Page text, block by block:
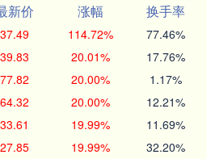
新价 涨幅
换手率
37.49 114.72% 77.46%
39.83 20.01% 17.76%
77.82 20.00% 1.17%
64.32 20.00% 12.21%
33.61 19.99% 11.69%
27.85 19.99% 32.20%